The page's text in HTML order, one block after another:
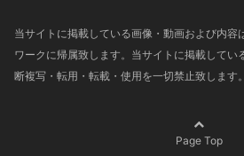
当サイトに掲載している画像・動画および内容
ワークに帰属致します。当サイトに掲載してい
断複写・転用・転載・使用を一切禁止致します。
Page Top